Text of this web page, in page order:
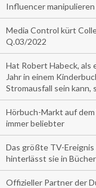
Influencer
Media Control kürt
Q.03/2022
Hat Robert Habeck, als
Jahr in einem
Stromausfall sein kann,
Hörbuch-Markt auf
immer beliebter
Das größte TV-
hinterlässt sie in
Offizieller Partner der